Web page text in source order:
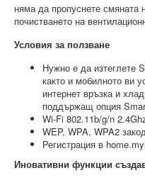
няма да пропуснете смяната
почистването на
Условия за ползване
Нужно е да изтеглете
както и мобилното ви
интернет връзка и
поддържащ опция
Wi-Fi 802.11b/g/n
WEP, WPA, WPA2
Регистрация в
Иновативни функции